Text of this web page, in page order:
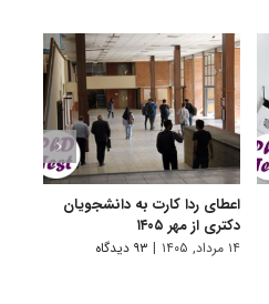
اعطای ردا کارت به دانشجویان
دکتری از مهر ۱۴۰۵
۱۴ مرداد, ۱۴۰۵ | ۹۳ دیدگاه